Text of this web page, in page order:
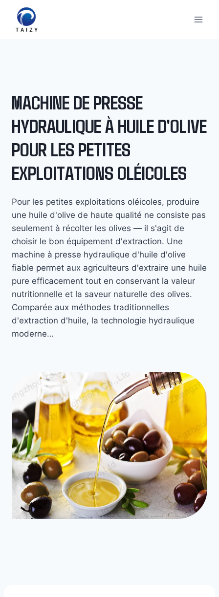
contenu
MACHINE DE PRESSE
HYDRAULIQUE À HUILE D'OLIVE
POUR LES PETITES
EXPLOITATIONS OLÉICOLES
Pour les petites exploitations oléicoles, produire
une huile d'olive de haute qualité ne consiste pas
seulement à récolter les olives — il s'agit de
choisir le bon équipement d'extraction. Une
machine à presse hydraulique d'huile d'olive
fiable permet aux agriculteurs d'extraire une huile
pure efficacement tout en conservant la valeur
nutritionnelle et la saveur naturelle des olives.
Comparée aux méthodes traditionnelles
d'extraction d'huile, la technologie hydraulique
moderne…